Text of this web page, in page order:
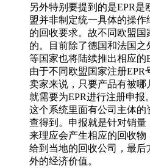
另外特别要提到的是EPR
盟并非制定统一具体的操
的回收要求。故不同欧盟国
的。目前除了德国和法国
等国家也将陆续推出相应的
由于不同欧盟国家注册
卖家来说，只要产品有被哪
就需要为EPR进行注册申
这个系统里面有公司主体
查得到。申报就是针对销
来理应会产生相应的回收
给到当地的回收公司，最
外的经济价值。